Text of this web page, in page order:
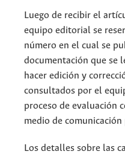
Luego de recibir el
equipo editorial se
número en el cual se
documentación que se
hacer edición y
consultados por el
proceso de evaluación
medio de
Los detalles sobre las